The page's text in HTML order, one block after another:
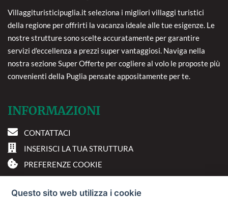
Villaggituristicipuglia.it seleziona i migliori villaggi turistici
della regione per offrirti la vacanza ideale alle tue esigenze. Le
nostre strutture sono scelte accuratamente per garantire
servizi d'eccellenza a prezzi super vantaggiosi. Naviga nella
nostra sezione Super Offerte per cogliere al volo le proposte più
convenienti della Puglia pensate appositamente per te.
INFORMAZIONI
CONTATTACI
INSERISCI LA TUA STRUTTURA
PREFERENZE COOKIE
DOVE SIAMO
Questo sito web utilizza i cookie